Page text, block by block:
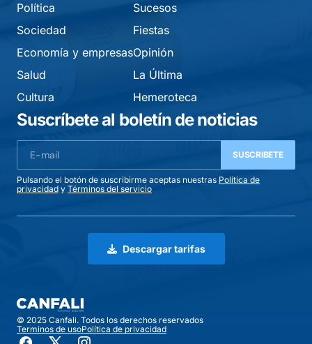
Política
Sociedad
Economía y empresas
Salud
Cultura
Sucesos
Fiestas
Opinión
La Última
Hemeroteca
Suscríbete al boletín de noticias
SUSCRIBETE
Pulsando el botón de suscribirme aceptas nuestras Política de
privacidad y Términos del servicio
Descargar tarifas
© 2025 Canfali. Todos los derechos reservados
Terminos de usoPolítica de privacidad